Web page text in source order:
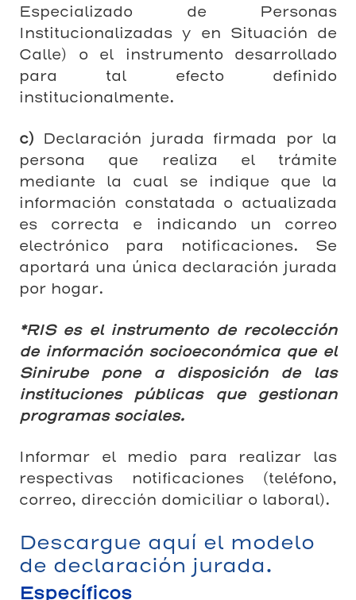
Especializado de Personas
Institucionalizadas y en Situación de
Calle) o el instrumento desarrollado
para tal efecto definido
institucionalmente.
c) Declaración jurada firmada por la
persona que realiza el trámite
mediante la cual se indique que la
información constatada o actualizada
es correcta e indicando un correo
electrónico para notificaciones. Se
aportará una única declaración jurada
por hogar.
*RIS es el instrumento de recolección
de información socioeconómica que el
Sinirube pone a disposición de las
instituciones públicas que gestionan
programas sociales.
Informar el medio para realizar las
respectivas notificaciones (teléfono,
correo, dirección domiciliar o laboral).
Descargue aquí el modelo
de declaración jurada.
Específicos